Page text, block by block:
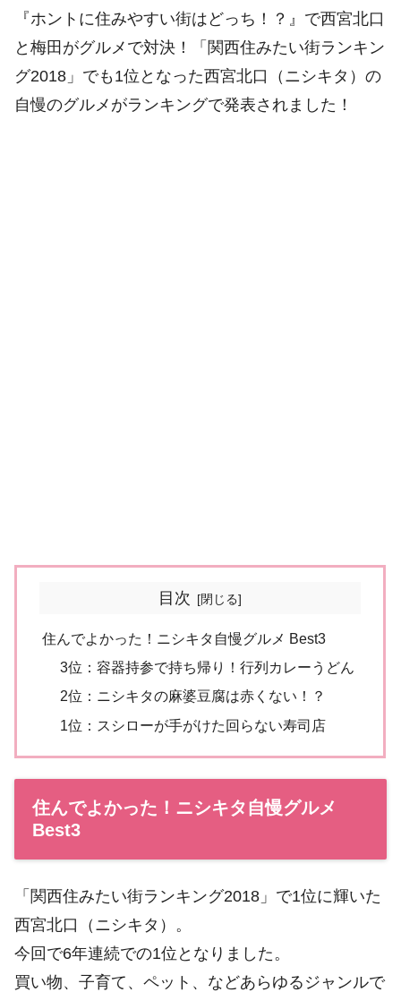
『ホントに住みやすい街はどっち！？』で西宮北口
と梅田がグルメで対決！「関西住みたい街ランキン
グ2018」でも1位となった西宮北口（ニシキタ）の
自慢のグルメがランキングで発表されました！
目次
住んでよかった！ニシキタ自慢グルメ Best3
3位：容器持参で持ち帰り！行列カレーうどん
2位：ニシキタの麻婆豆腐は赤くない！？
1位：スシローが手がけた回らない寿司店
住んでよかった！ニシキタ自慢グルメ
Best3
「関西住みたい街ランキング2018」で1位に輝いた
西宮北口（ニシキタ）。
今回で6年連続での1位となりました。
買い物、子育て、ペット、などあらゆるジャンルで